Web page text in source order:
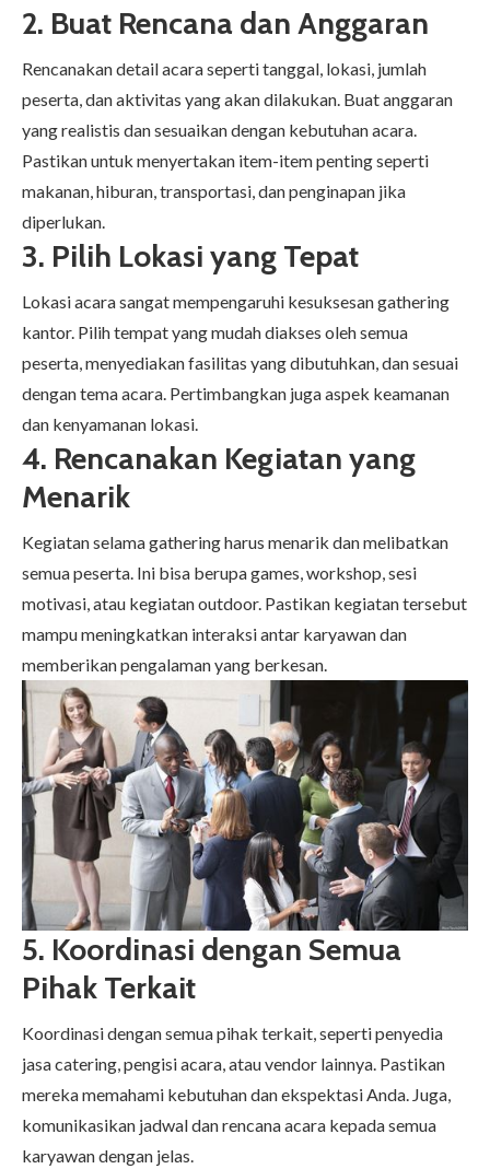
2. Buat Rencana dan Anggaran
Rencanakan detail acara seperti tanggal, lokasi, jumlah
peserta, dan aktivitas yang akan dilakukan. Buat anggaran
yang realistis dan sesuaikan dengan kebutuhan acara.
Pastikan untuk menyertakan item-item penting seperti
makanan, hiburan, transportasi, dan penginapan jika
diperlukan.
3. Pilih Lokasi yang Tepat
Lokasi acara sangat mempengaruhi kesuksesan gathering
kantor. Pilih tempat yang mudah diakses oleh semua
peserta, menyediakan fasilitas yang dibutuhkan, dan sesuai
dengan tema acara. Pertimbangkan juga aspek keamanan
dan kenyamanan lokasi.
4. Rencanakan Kegiatan yang
Menarik
Kegiatan selama gathering harus menarik dan melibatkan
semua peserta. Ini bisa berupa games, workshop, sesi
motivasi, atau kegiatan outdoor. Pastikan kegiatan tersebut
mampu meningkatkan interaksi antar karyawan dan
memberikan pengalaman yang berkesan.
5. Koordinasi dengan Semua
Pihak Terkait
Koordinasi dengan semua pihak terkait, seperti penyedia
jasa catering, pengisi acara, atau vendor lainnya. Pastikan
mereka memahami kebutuhan dan ekspektasi Anda. Juga,
komunikasikan jadwal dan rencana acara kepada semua
karyawan dengan jelas.